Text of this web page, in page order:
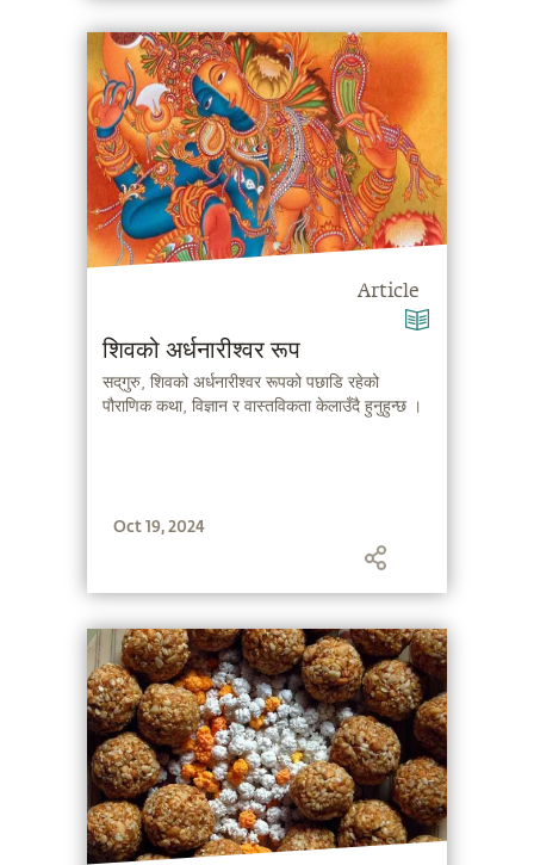
Article
शिवको अर्धनारीश्वर रूप
सद्‌गुरु, शिवको अर्धनारीश्वर रूपको पछाडि रहेको
Oct 19, 2024